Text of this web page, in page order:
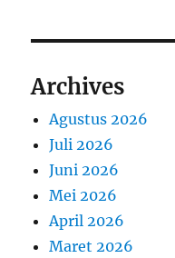
Archives
Agustus 2026
Juli 2026
Juni 2026
Mei 2026
April 2026
Maret 2026